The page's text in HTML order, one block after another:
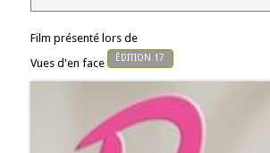
Film présenté lors de
Vues d'en face
ÉDITION 17